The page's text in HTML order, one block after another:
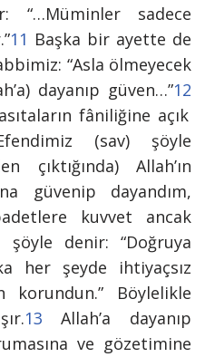
“…Müminler sadece
11 Başka bir ayette de
“Asla ölmeyecek
dayanıp güven…”12
fâniliğine açık
(sav) şöyle
çıktığında) Allah’ın
güvenip dayandım,
kuvvet ancak
şöyle denir: “Doğruya
her şeyde ihtiyaçsız
korundun.” Böylelikle
13 Allah’a dayanıp
ve gözetimine